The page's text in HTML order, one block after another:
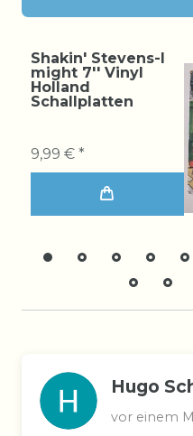
Shakin' Stevens-I
might 7'' Vinyl
Holland
Schallplatten
9,99 € *
Hugo
vor einem